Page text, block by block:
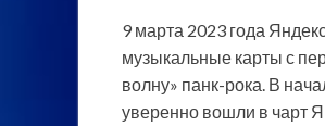
9 марта 2023 года
музыкальные карты с
волну» панк-рока. В
уверенно вошли в чарт